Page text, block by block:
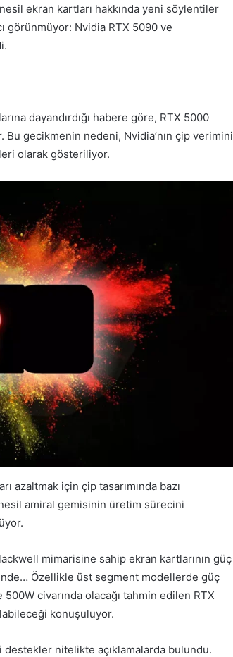
ekran kartları hakkında yeni söylentiler
görünmüyor: Nvidia RTX 5090 ve
dayandırdığı habere göre, RTX 5000
gecikmenin nedeni, Nvidia’nın çip verimini
olarak gösteriliyor.
azaltmak için çip tasarımında bazı
amiral gemisinin üretim sürecini
mimarisine sahip ekran kartlarının güç
Özellikle üst segment modellerde güç
civarında olacağı tahmin edilen RTX
konuşuluyor.
destekler nitelikte açıklamalarda bulundu.